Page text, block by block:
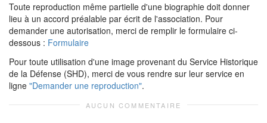
Toute reproduction même partielle d'une biographie doit donner
lieu à un accord préalable par écrit de l'association. Pour
demander une autorisation, merci de remplir le formulaire ci-
dessous : Formulaire
Pour toute utilisation d'une image provenant du Service Historique
de la Défense (SHD), merci de vous rendre sur leur service en
ligne "Demander une reproduction".
AUCUN COMMENTAIRE